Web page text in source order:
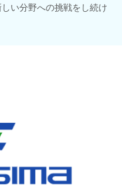
い分野への挑戦をし続け